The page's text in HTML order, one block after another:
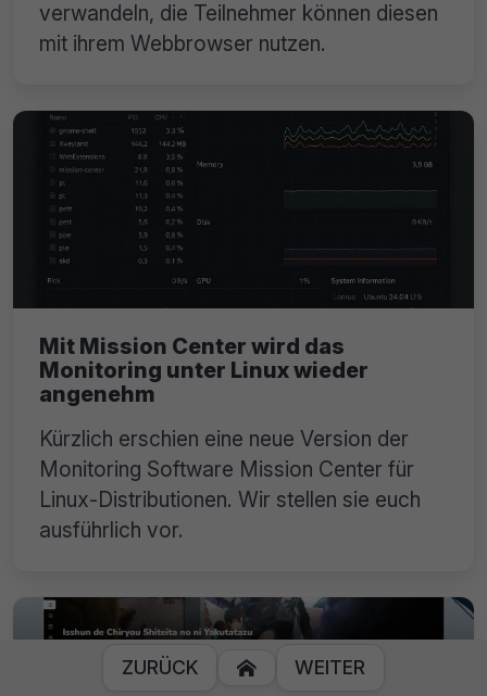
verwandeln, die Teilnehmer können diesen
mit ihrem Webbrowser nutzen.
Mit Mission Center wird das
Monitoring unter Linux wieder
angenehm
Kürzlich erschien eine neue Version der
Monitoring Software Mission Center für
Linux-Distributionen. Wir stellen sie euch
ausführlich vor.
ZURÜCK  WEITER